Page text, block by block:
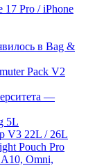
Pro / iPhone
в Bag &
Pack V2
—
5L
V3 22L / 26L
Pouch Pro
Omni,